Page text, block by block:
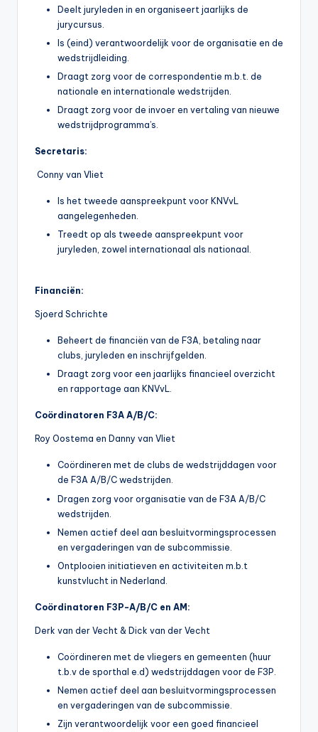
Deelt juryleden in en organiseert jaarlijks de
jurycursus.
Is (eind) verantwoordelijk voor de organisatie en de
wedstrijdleiding.
Draagt zorg voor de correspondentie m.b.t. de
nationale en internationale wedstrijden.
Draagt zorg voor de invoer en vertaling van nieuwe
wedstrijdprogramma’s.
Secretaris:
Conny van Vliet
Is het tweede aanspreekpunt voor KNVvL
aangelegenheden.
Treedt op als tweede aanspreekpunt voor
juryleden, zowel internationaal als nationaal.
Financiën:
Sjoerd Schrichte
Beheert de financiën van de F3A, betaling naar
clubs, juryleden en inschrijfgelden.
Draagt zorg voor een jaarlijks financieel overzicht
en rapportage aan KNVvL.
Coördinatoren F3A A/B/C:
Roy Oostema en Danny van Vliet
Coördineren met de clubs de wedstrijddagen voor
de F3A A/B/C wedstrijden.
Dragen zorg voor organisatie van de F3A A/B/C
wedstrijden.
Nemen actief deel aan besluitvormingsprocessen
en vergaderingen van de subcommissie.
Ontplooien initiatieven en activiteiten m.b.t
kunstvlucht in Nederland.
Coördinatoren F3P-A/B/C en AM:
Derk van der Vecht & Dick van der Vecht
Coördineren met de vliegers en gemeenten (huur
t.b.v de sporthal e.d) wedstrijddagen voor de F3P.
Nemen actief deel aan besluitvormingsprocessen
en vergaderingen van de subcommissie.
Zijn verantwoordelijk voor een goed financieel